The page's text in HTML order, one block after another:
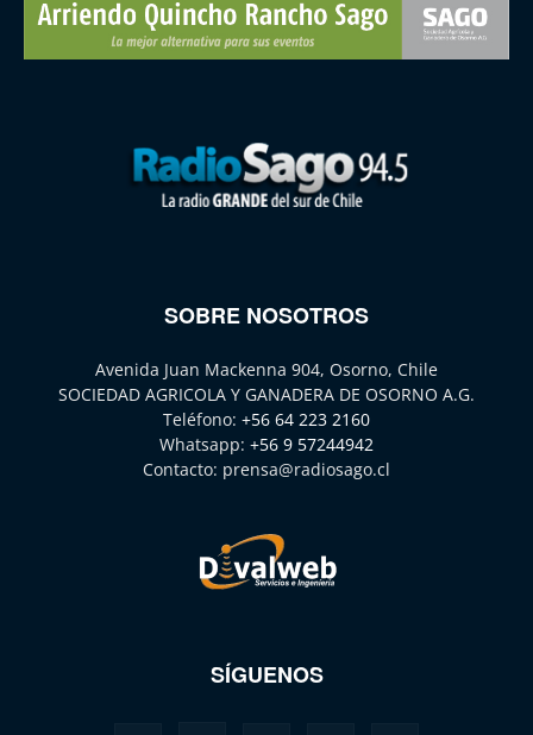
SOBRE NOSOTROS
Avenida Juan Mackenna 904, Osorno, Chile
SOCIEDAD AGRICOLA Y GANADERA DE OSORNO A.G.
Teléfono: +56 64 223 2160
Whatsapp: +56 9 57244942
Contacto: prensa@radiosago.cl
SÍGUENOS